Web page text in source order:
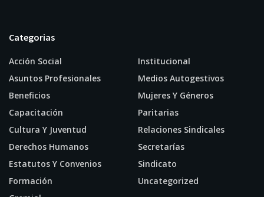
Categorias
Acción Social
Asuntos Profesionales
Beneficios
Capacitación
Cultura Y Juventud
Derechos Humanos
Estatutos Y Convenios
Formación
Institucional
Medios Autogestivos
Mujeres Y Géneros
Paritarias
Relaciones Sindicales
Secretarías
Sindicato
Uncategorized